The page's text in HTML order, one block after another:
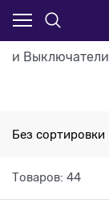
и Выключатели
Без сортировки
Товаров: 44